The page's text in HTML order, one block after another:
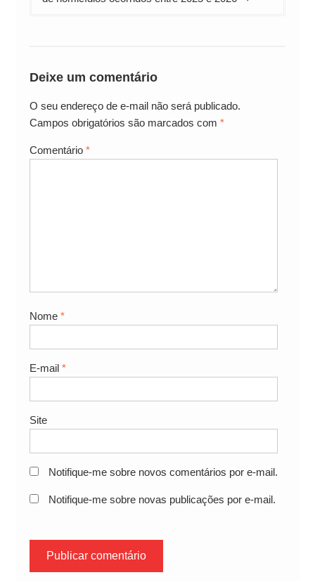
Deixe um comentário
O seu endereço de e-mail não será publicado.
Campos obrigatórios são marcados com *
Comentário *
Nome *
E-mail *
Site
Notifique-me sobre novos comentários por e-mail.
Notifique-me sobre novas publicações por e-mail.